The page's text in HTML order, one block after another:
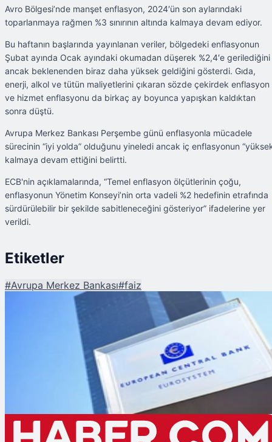
Avro Bölgesi’nde manşet enflasyon, 2024′ün son aylarındaki
toparlanmaya rağmen %3 sınırının altında kalmaya devam ediyor.
Bu haftanın başlarında yayınlanan veriler, bölgedeki enflasyonun
Şubat ayında Ocak ayındaki okumadan düşerek %2,4′e gerilediğini
ancak beklenenden biraz daha yüksek geldiğini gösterdi. Gıda,
enerji, alkol ve tütün maliyetlerini çıkaran sözde çekirdek enflasyon
ve hizmet enflasyonu da birkaç ay boyunca yapışkan kaldıktan
sonra düştü.
Avrupa Merkez Bankası Perşembe günü enflasyonla mücadele
sürecinin “iyi yolda” olduğunu yineledi ancak iç enflasyonun
kalmaya devam ettiğini belirtti.
ECB'nin açıklamalarında, “Temel enflasyon ölçütlerinin çoğu,
enflasyonun Yönetim Konseyi’nin orta vadeli %2 hedefinin etrafında
sürdürülebilir bir şekilde sabitleneceğini gösteriyor” ifadelerine yer
verildi.
Etiketler
#Avrupa Merkez Bankası#faiz
Avrupa Merkez Bankası faiz oranlarını düşürdü